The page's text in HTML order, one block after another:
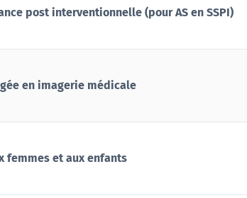
post interventionnelle (pour AS en SSPI)
en imagerie médicale
femmes et aux enfants